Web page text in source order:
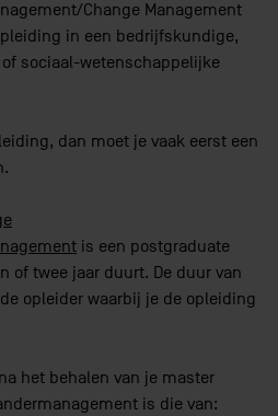
Change Management
in een bedrijfskundige,
sociaal-wetenschappelijke
dan moet je vaak eerst een
is een postgraduate
of twee jaar duurt. De duur van
opleider waarbij je de opleiding
het behalen van je master
is die van: